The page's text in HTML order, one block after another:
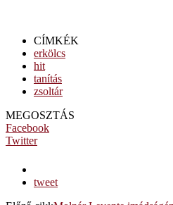
CÍMKÉK
erkölcs
hit
tanítás
zsoltár
MEGOSZTÁS
Facebook
Twitter
tweet